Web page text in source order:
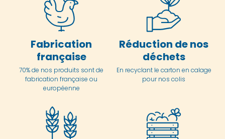
Fabrication
française
70% de nos produits sont de
fabrication française ou
européenne
Réduction de nos
déchets
En recyclant le carton en calage
pour nos colis